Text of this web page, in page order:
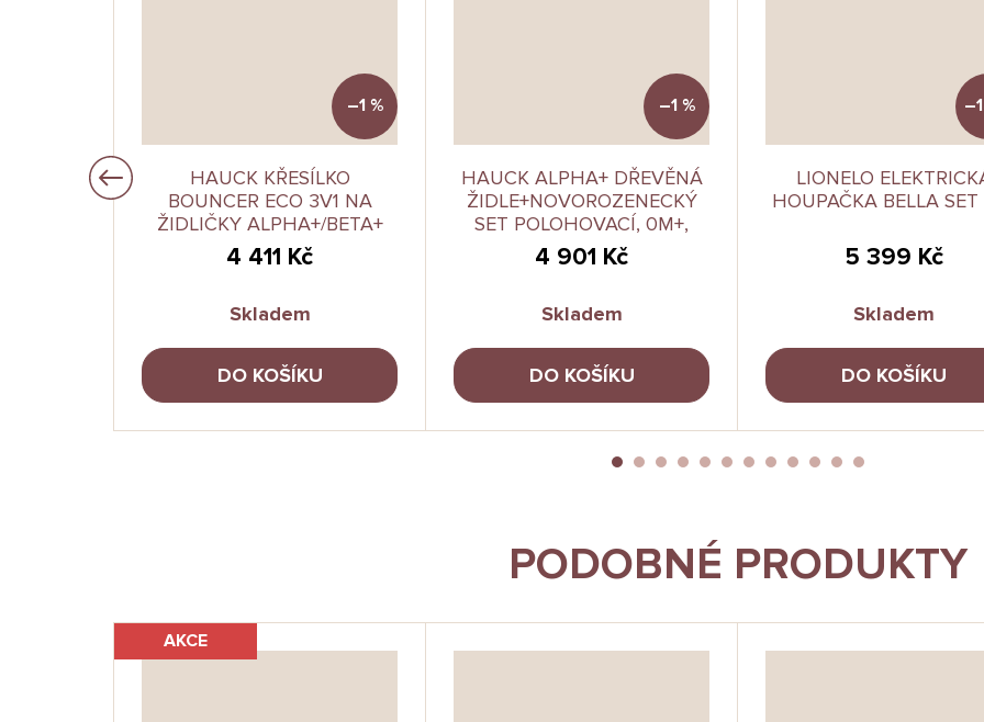
–1 %
HAUCK KŘESÍLKO
BOUNCER ECO 3V1 NA
ŽIDLIČKY ALPHA+/BETA+
LIGHT GREY
4 411 Kč
Skladem
DO KOŠÍKU
–1 %
HAUCK ALPHA+ DŘEVĚNÁ
ŽIDLE+NOVOROZENECKÝ
SET POLOHOVACÍ, 0M+,
DARK GREY
4 901 Kč
Skladem
DO KOŠÍKU
LIONELO
HOUPAČKA BELLA SET
5 399 Kč
Skladem
DO KOŠÍKU
PODOBNÉ PRODUKTY
AKCE